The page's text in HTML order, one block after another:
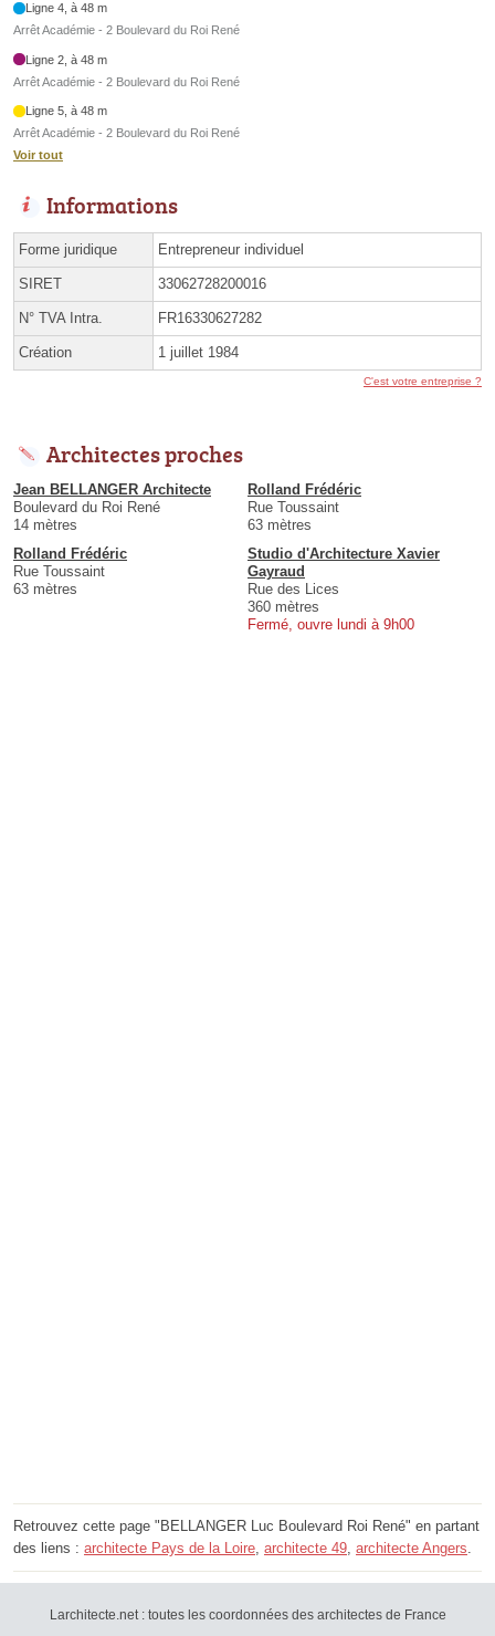
Ligne 4, à 48 m
Arrêt Académie - 2 Boulevard du Roi René
Ligne 2, à 48 m
Arrêt Académie - 2 Boulevard du Roi René
Ligne 5, à 48 m
Arrêt Académie - 2 Boulevard du Roi René
Voir tout
Informations
Forme juridique Entrepreneur individuel
SIRET 33062728200016
N° TVA Intra. FR16330627282
Création 1 juillet 1984
C'est votre entreprise ?
Architectes proches
Jean BELLANGER Architecte
Boulevard du Roi René
14 mètres
Rolland Frédéric
Rue Toussaint
63 mètres
Rolland Frédéric
Rue Toussaint
63 mètres
Studio d'Architecture Xavier
Gayraud
Rue des Lices
360 mètres
Fermé, ouvre lundi à 9h00
Retrouvez cette page "BELLANGER Luc Boulevard Roi René" en partant
des liens : architecte Pays de la Loire, architecte 49, architecte Angers.
Larchitecte.net : toutes les coordonnées des architectes de France